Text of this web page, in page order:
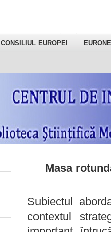
CONSILIUL EUROPEI
Masa
Subiectul
contextul